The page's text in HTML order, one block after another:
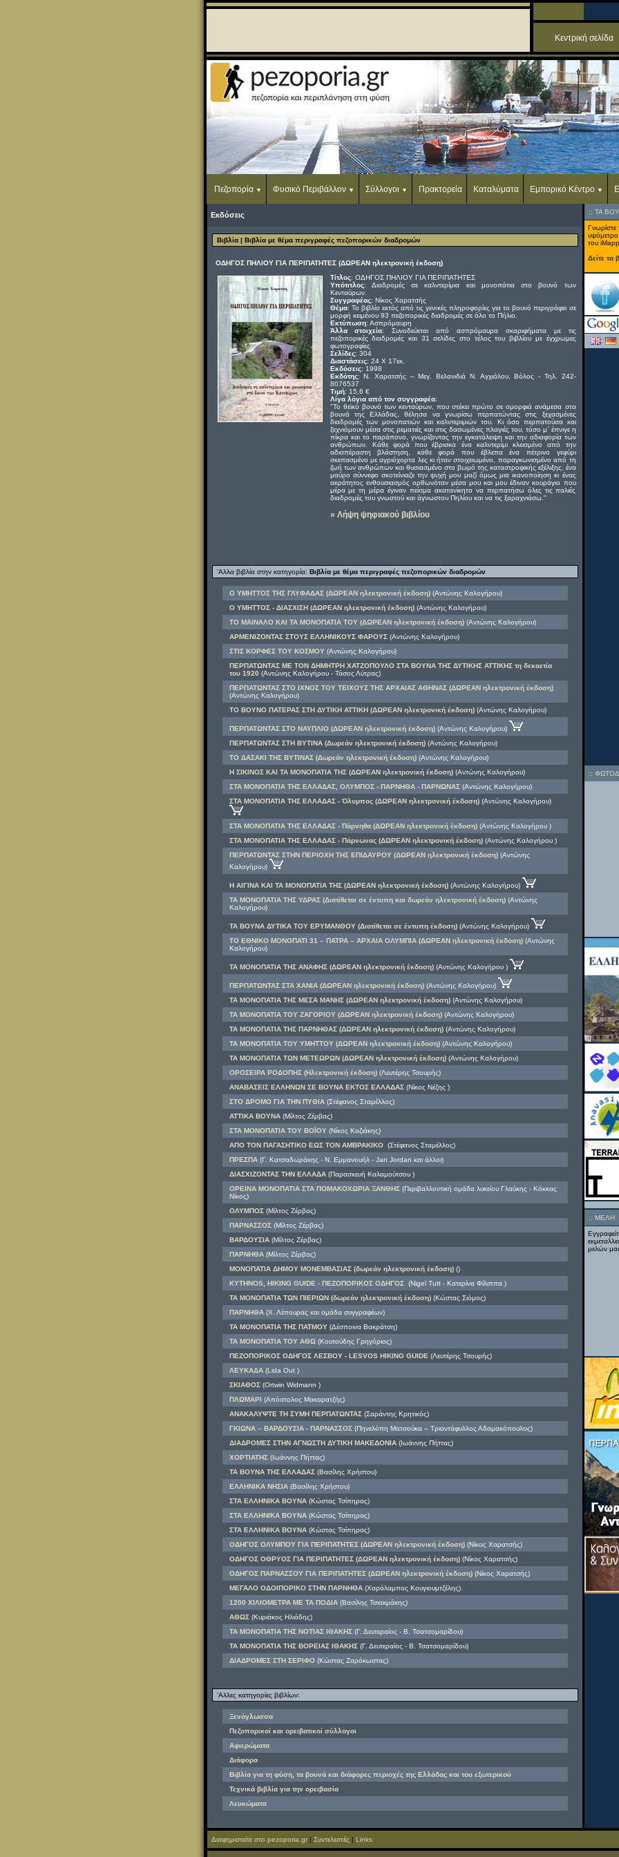
Κεντρική σελίδα
Πεζοπορία Φυσικό Περιβάλλον Σύλλογοι Πρακτορεία Καταλύματα Εμπορικό Κέντρο
Εκδόσεις
Βιβλία| Βιβλία με θέμα περιγραφές πεζοπορικών διαδρομών
ΟΔΗΓΟΣ ΠΗΛΙΟΥ ΓΙΑ ΠΕΡΙΠΑΤΗΤΕΣ (ΔΩΡΕΑΝ ηλεκτρονική έκδοση)
Τίτλος: ΟΔΗΓΟΣ ΠΗΛΙΟΥ ΓΙΑ ΠΕΡΙΠΑΤΗΤΕΣ
Υπότιτλος: Διαδρομές σε καλντερίμια και μονοπάτια στο βουνό των
Κενταύρων.
Συγγραφέας: Νίκος Χαρατσής
Θέμα: Το βιβλίο εκτός από τις γενικές πληροφορίες για το βουνό περιγράφει σε
μορφή κειμένου 93 πεζοπορικές διαδρομές σε όλο το Πήλιο.
Εκτύπωση: Ασπρόμαυρη
Άλλα στοιχεία: Συνοδεύεται από ασπρόμαυρα σκαριφήματα με τις
πεζοπορικές διαδρομές και 31 σελίδες στο τέλος του βιβλίου με έγχρωμες
φωτογραφίες
Σελίδες: 304
Διαστάσεις: 24 Χ 17εκ.
Εκδόσεις: 1998
Εκδότης: Ν. Χαρατσής – Μεγ. Βελανιδιά Ν. Αγχιάλου, Βόλος - Τηλ. 242-
8076537
Τιμή: 15,6 €
Λίγα λόγια από τον συγγραφέα:
"Το θεϊκό βουνό των κενταύρων, που στέκει πρώτο σε ομορφιά ανάμεσα στα
βουνά της Ελλάδας, θέλησα να γνωρίσω περπατώντας στις ξεχασμένες
διαδρομές των μονοπατιών και καλντεριμιών του. Κι όσο περπατούσα και
ξεχνιόμουν μέσα στις ρεματιές και στις δασωμένες πλαγιές του, τόσο μ΄ έπνιγε η
πίκρα και το παράπονο, γνωρίζοντας την εγκατάλειψη και την αδιαφορία των
ανθρώπων. Κάθε φορά που έβρισκα ένα καλντερίμι κλεισμένο από την
αδιαπέραστη βλάστηση, κάθε φορά που έβλεπα ένα πέτρινο γεφύρι
σκεπασμένο με αγριόχορτα λες κι ήταν στοιχειωμένο, παραγκωνισμένο από τη
ζωή των ανθρώπων και θυσιασμένο στο βωμό της καταστροφικής εξέλιξης, ένα
μαύρο σύννεφο σκοτείνιαζε την ψυχή μου μαζί όμως μια ικανοποίηση κι ένας
ακράτητος ενθουσιασμός ορθωνόταν μέσα μου και μου έδιναν κουράγιο που
μέρα με τη μέρα έγιναν πείσμα ακατανίκητο να περπατήσω όλες τις παλιές
διαδρομές του γνωστού και άγνωστου Πηλίου και να τις ξαραχνιάσω."
» Λήψη ψηφιακού βιβλίου
'Αλλα βιβλία στην κατηγορία: Βιβλία με θέμα περιγραφές πεζοπορικών διαδρομών
Ο ΥΜΗΤΤΟΣ ΤΗΣ ΓΛΥΦΑΔΑΣ (ΔΩΡΕΑΝ ηλεκτρονική έκδοση)(Αντώνης Καλογήρου)
Ο ΥΜΗΤΤΟΣ - ΔΙΑΣΧΙΣΗ (ΔΩΡΕΑΝ ηλεκτρονική έκδοση)(Αντώνης Καλογήρου)
ΤΟ ΜΑΙΝΑΛΟ ΚΑΙ ΤΑ ΜΟΝΟΠΑΤΙΑ ΤΟΥ (ΔΩΡΕΑΝ ηλεκτρονική έκδοση)(Αντώνης Καλογήρου)
ΑΡΜΕΝΙΖΟΝΤΑΣ ΣΤΟΥΣ ΕΛΛΗΝΙΚΟΥΣ ΦΑΡΟΥΣ(Αντώνης Καλογήρου)
ΣΤΙΣ ΚΟΡΦΕΣ ΤΟΥ ΚΟΣΜΟΥ(Αντώνης Καλογήρου)
ΠΕΡΠΑΤΩΝΤΑΣ ΜΕ ΤΟΝ ΔΗΜΗΤΡΗ ΧΑΤΖΟΠΟΥΛΟ ΣΤΑ ΒΟΥΝΑ ΤΗΣ ΔΥΤΙΚΗΣ ΑΤΤΙΚΗΣ τη δεκαετία
του 1920 (Αντώνης Καλογήρου - Τάσος Λύτρας)
ΠΕΡΠΑΤΩΝΤΑΣ ΣΤΟ ΙΧΝΟΣ ΤΟΥ ΤΕΙΧΟΥΣ ΤΗΣ ΑΡΧΑΙΑΣ ΑΘΗΝΑΣ (ΔΩΡΕΑΝ ηλεκτρονική έκδοση)
(Αντώνης Καλογήρου)
ΤΟ ΒΟΥΝΟ ΠΑΤΕΡΑΣ ΣΤΗ ΔΥΤΙΚΗ ΑΤΤΙΚΗ (ΔΩΡΕΑΝ ηλεκτρονική έκδοση)(Αντώνης Καλογήρου)
ΠΕΡΠΑΤΩΝΤΑΣ ΣΤΟ ΝΑΥΠΛΙΟ (ΔΩΡΕΑΝ ηλεκτρονική έκδοση)(Αντώνης Καλογήρου)
ΠΕΡΠΑΤΩΝΤΑΣ ΣΤΗ ΒΥΤΙΝΑ (Δωρεάν ηλεκτρονική έκδοση)(Αντώνης Καλογήρου)
ΤΟ ΔΑΣΑΚΙ ΤΗΣ ΒΥΤΙΝΑΣ (Δωρεάν ηλεκτρονική έκδοση)(Αντώνης Καλογήρου)
Η ΣΙΚΙΝΟΣ ΚΑΙ ΤΑ ΜΟΝΟΠΑΤΙΑ ΤΗΣ (ΔΩΡΕΑΝ ηλεκτρονική έκδοση)(Αντώνης Καλογήρου)
ΣΤΑ ΜΟΝΟΠΑΤΙΑ ΤΗΣ ΕΛΛΑΔΑΣ, ΟΛΥΜΠΟΣ - ΠΑΡΝΗΘΑ - ΠΑΡΝΩΝΑΣ(Αντώνης Καλογήρου)
ΣΤΑ ΜΟΝΟΠΑΤΙΑ ΤΗΣ ΕΛΛΑΔΑΣ - Όλυμπος (ΔΩΡΕΑΝ ηλεκτρονική έκδοση)(Αντώνης Καλογήρου)
ΣΤΑ ΜΟΝΟΠΑΤΙΑ ΤΗΣ ΕΛΛΑΔΑΣ - Πάρνηθα (ΔΩΡΕΑΝ ηλεκτρονική έκδοση)(Αντώνης Καλογήρου )
ΣΤΑ ΜΟΝΟΠΑΤΙΑ ΤΗΣ ΕΛΛΑΔΑΣ - Πάρνωνας (ΔΩΡΕΑΝ ηλεκτρονική έκδοση)(Αντώνης Καλογήρου )
ΠΕΡΠΑΤΩΝΤΑΣ ΣΤΗΝ ΠΕΡΙΟΧΗ ΤΗΣ ΕΠΙΔΑΥΡΟΥ (ΔΩΡΕΑΝ ηλεκτρονική έκδοση)(Αντώνης
Καλογήρου)
Η ΑΙΓΙΝΑ ΚΑΙ ΤΑ ΜΟΝΟΠΑΤΙΑ ΤΗΣ (ΔΩΡΕΑΝ ηλεκτρονική έκδοση)(Αντώνης Καλογήρου)
ΤΑ ΜΟΝΟΠΑΤΙΑ ΤΗΣ ΥΔΡΑΣ (Διατίθεται σε έντυπη και δωρεάν ηλεκτρονική έκδοση)(Αντώνης
Καλογήρου)
ΤΑ ΒΟΥΝΑ ΔΥΤΙΚΑ ΤΟΥ ΕΡΥΜΑΝΘΟΥ (Διατίθεται σε έντυπη έκδοση)(Αντώνης Καλογήρου)
ΤΟ ΕΘΝΙΚΟ ΜΟΝΟΠΑΤΙ 31 – ΠΑΤΡΑ – ΑΡΧΑΙΑ ΟΛΥΜΠΙΑ (ΔΩΡΕΑΝ ηλεκτρονική έκδοση)(Αντώνης
Καλογήρου)
ΤΑ ΜΟΝΟΠΑΤΙΑ ΤΗΣ ΑΝΑΦΗΣ (ΔΩΡΕΑΝ ηλεκτρονική έκδοση)(Αντώνης Καλογήρου )
ΠΕΡΠΑΤΩΝΤΑΣ ΣΤΑ ΧΑΝΙΑ (ΔΩΡΕΑΝ ηλεκτρονική έκδοση)(Αντώνης Καλογήρου)
ΤΑ ΜΟΝΟΠΑΤΙΑ ΤΗΣ ΜΕΣΑ ΜΑΝΗΣ (ΔΩΡΕΑΝ ηλεκτρονική έκδοση)(Αντώνης Καλογήρου)
ΤΑ ΜΟΝΟΠΑΤΙΑ ΤOY ΖΑΓΟΡΙΟΥ (ΔΩΡΕΑΝ ηλεκτρονική έκδοση)(Αντώνης Καλογήρου)
ΤΑ ΜΟΝΟΠΑΤΙΑ ΤΗΣ ΠΑΡΝΗΘΑΣ (ΔΩΡΕΑΝ ηλεκτρονική έκδοση)(Αντώνης Καλογήρου)
ΤΑ ΜΟΝΟΠΑΤΙΑ ΤΟΥ ΥΜΗΤΤΟΥ (ΔΩΡΕΑΝ ηλεκτρονική έκδοση)(Αντώνης Καλογήρου)
ΤΑ ΜΟΝΟΠΑΤΙΑ ΤΩΝ ΜΕΤΕΩΡΩΝ (ΔΩΡΕΑΝ ηλεκτρονική έκδοση)(Αντώνης Καλογήρου)
ΟΡΟΣΕΙΡΑ ΡΟΔΟΠΗΣ (Ηλεκτρονική έκδοση)(Λευτέρης Τσουρής)
ΑΝΑΒΑΣΕΙΣ ΕΛΛΗΝΩΝ ΣΕ ΒΟΥΝΑ ΕΚΤΟΣ ΕΛΛΑΔΑΣ(Νίκος Νέζης )
ΣΤΟ ΔΡΟΜΟ ΓΙΑ ΤΗΝ ΠΥΘΙΑ(Στέφανος Σταμέλλος)
ΑΤΤΙΚΑ ΒΟΥΝΑ(Μίλτος Ζέρβας)
ΣΤΑ ΜΟΝΟΠΑΤΙΑ ΤΟΥ ΒΟΪΟΥ(Νίκος Κοζιάκης)
ΑΠΟ ΤΟΝ ΠΑΓΑΣΗΤΙΚΟ ΕΩΣ ΤΟΝ ΑΜΒΡΑΚΙΚΟ (Στέφανος Σταμέλλος)
ΠΡΕΣΠΑ(Γ. Κατσαδωράκης - Ν. Εμμανουήλ - Jan Jordan και άλλοι)
ΔΙΑΣΧΙΖΟΝΤΑΣ ΤΗΝ ΕΛΛΑΔΑ (Παρασκευή Καλαμούτσου )
ΟΡΕΙΝΑ ΜΟΝΟΠΑΤΙΑ ΣΤΑ ΠΟΜΑΚΟΧΩΡΙΑ ΞΑΝΘΗΣ(Περιβαλλοντική ομάδα λυκείου Γλαύκης - Κόκκας
Νίκος)
ΟΛΥΜΠΟΣ(Μίλτος Ζέρβας)
ΠΑΡΝΑΣΣΟΣ(Μίλτος Ζέρβας)
ΒΑΡΔΟΥΣΙΑ(Μίλτος Ζέρβας)
ΠΑΡΝΗΘΑ(Μίλτος Ζέρβας)
ΜΟΝΟΠΑΤΙΑ ΔΗΜΟΥ ΜΟΝΕΜΒΑΣΙΑΣ (δωρεάν ηλεκτρονική έκδοση) ()
KYTHNOS, HIKING GUIDE - ΠΕΖΟΠΟΡΙΚΟΣ ΟΔΗΓΟΣ (Nigel Tutt - Κατερίνα Φίλιππα )
ΤΑ ΜΟΝΟΠΑΤΙΑ ΤΩΝ ΠΙΕΡΙΩΝ (δωρεάν ηλεκτρονική έκδοση)(Κώστας Σιόμος)
ΠΑΡΝΗΘΑ(Χ. Λέπουρας και ομάδα συγγραφέων)
ΤΑ ΜΟΝΟΠΑΤΙΑ ΤΗΣ ΠΑΤΜΟΥ(Δέσποινα Βακράτση)
ΤΑ ΜΟΝΟΠΑΤΙΑ ΤΟΥ ΑΘΩ (Κουτούδης Γρηγόριος)
ΠΕΖΟΠΟΡΙΚΟΣ ΟΔΗΓΟΣ ΛΕΣΒΟΥ - LESVOS HIKING GUIDE (Λευτέρης Τσουρής)
ΛΕΥΚΑΔΑ(Lida Out )
ΣΚΙΑΘΟΣ(Ortwin Widmann )
ΠΛΩΜΑΡΙ (Απόστολος Μακαρατζής)
ΑΝΑΚΑΛΥΨΤΕ ΤΗ ΣΥΜΗ ΠΕΡΠΑΤΩΝΤΑΣ(Σαράντης Κρητικός)
ΓΚΙΩΝΑ – ΒΑΡΔΟΥΣΙΑ - ΠΑΡΝΑΣΣΟΣ(Πηνελόπη Ματσούκα – Τριαντάφυλλος Αδαμακόπουλος)
ΔΙΑΔΡΟΜΕΣ ΣΤΗΝ ΑΓΝΩΣΤΗ ΔΥΤΙΚΗ ΜΑΚΕΔΟΝΙΑ(Ιωάννης Πήττας)
ΧΟΡΤΙΑΤΗΣ(Ιωάννης Πήττας)
ΤΑ ΒΟΥΝΑ ΤΗΣ ΕΛΛΑΔΑΣ(Βασίλης Χρήστου)
ΕΛΛΗΝΙΚΑ ΝΗΣΙΑ(Βασίλης Χρήστου)
ΣΤΑ ΕΛΛΗΝΙΚΑ ΒΟΥΝΑ(Κώστας Τσίπηρας)
ΣΤΑ ΕΛΛΗΝΙΚΑ ΒΟΥΝΑ(Κώστας Τσίπηρας)
ΣΤΑ ΕΛΛΗΝΙΚΑ ΒΟΥΝΑ(Κώστας Τσίπηρας)
ΟΔΗΓΟΣ ΟΛΥΜΠΟΥ ΓΙΑ ΠΕΡΙΠΑΤΗΤΕΣ (ΔΩΡΕΑΝ ηλεκτρονική έκδοση)(Νίκος Χαρατσής)
ΟΔΗΓΟΣ ΟΘΡΥΟΣ ΓΙΑ ΠΕΡΙΠΑΤΗΤΕΣ (ΔΩΡΕΑΝ ηλεκτρονική έκδοση)(Νίκος Χαρατσής)
ΟΔΗΓΟΣ ΠΑΡΝΑΣΣΟΥ ΓΙΑ ΠΕΡΙΠΑΤΗΤΕΣ (ΔΩΡΕΑΝ ηλεκτρονική έκδοση)(Νίκος Χαρατσής)
ΜΕΓΑΛΟ ΟΔΟΙΠΟΡΙΚΟ ΣΤΗΝ ΠΑΡΝΗΘΑ(Χαράλαμπος Κουγιουμτζέλης)
1200 ΧΙΛΙΟΜΕΤΡΑ ΜΕ ΤΑ ΠΟΔΙΑ(Βασίλης Τσιακμάκης)
ΑΘΩΣ(Κυριάκος Ηλιάδης)
ΤΑ ΜΟΝΟΠΑΤΙΑ ΤΗΣ ΝΟΤΙΑΣ ΙΘΑΚΗΣ(Γ. Δευτεραίος - Β. Τσατσομαρίδου)
ΤΑ ΜΟΝΟΠΑΤΙΑ ΤΗΣ ΒΟΡΕΙΑΣ ΙΘΑΚΗΣ(Γ. Δευτεραίος - Β. Τσατσομαρίδου)
ΔΙΑΔΡΟΜΕΣ ΣΤΗ ΣΕΡΙΦΟ(Κώστας Ζαρόκωστας)
'Αλλες κατηγορίες βιβλίων:
Ξενόγλωσσα
Πεζοπορικοί και ορειβατικοί σύλλογοι
Αφιερώματα
Διάφορα
Βιβλία για τη φύση, τα βουνά και διάφορες περιοχές της Ελλάδας και του εξωτερικού
Τεχνικά βιβλία για την ορειβασία
Λευκώματα
:: ΤΑ
του
Δείτε τα
::
:: ΜΕΛΗ
μελών
Διαφημιστείτε στο pezoporia.gr | Συντελεστές | Links